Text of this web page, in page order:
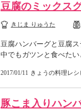
豆腐のミックス
きじま りゅうた
豆腐ハンバーグと豆腐
中でもガツンと食べたい
2017/01/11 きょうの料理レシ
豚こま入りハン